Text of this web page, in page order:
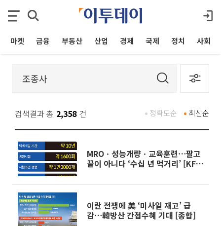
마켓 금융 부동산 산업 경제 국제 정치 사회
검색결과 총 2,358 건 최신순
정확도순
MROㆍ성능개량ㆍ교육훈련⋯팔고
끝이 아니다 ‘수십 년 먹거리’ [KF-
이란 전쟁에 美 ‘미사일 재고’ 급
감⋯韓방산 간접수혜 기대 [종합]